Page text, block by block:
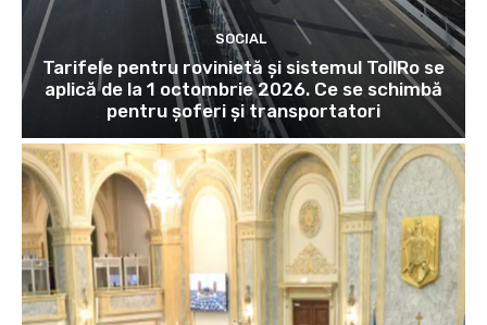
SOCIAL
Tarifele pentru rovinietă și sistemul TollRo se
aplică de la 1 octombrie 2026. Ce se schimbă
pentru șoferi și transportatori